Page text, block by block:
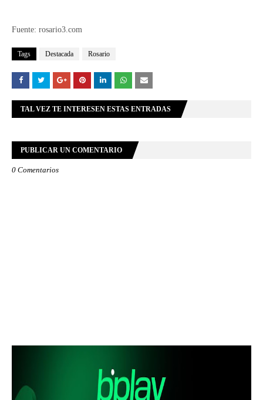
Fuente: rosario3.com
Tags Destacada Rosario
TAL VEZ TE INTERESEN ESTAS ENTRADAS
PUBLICAR UN COMENTARIO
0 Comentarios